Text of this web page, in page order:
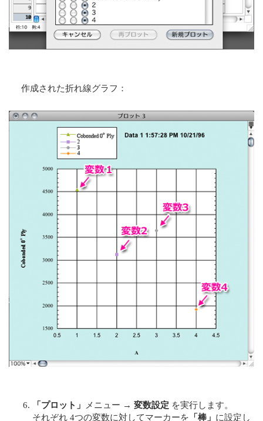
作成された折れ線グラフ：
「プロット」 メニュー → 変数設定 を実行します。
それぞれ 4つの変数に対してマーカーを 「棒」 に設定し